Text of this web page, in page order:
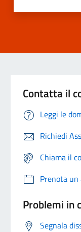
Contatta il
Leggi le
Richiedi
Chiama il
Prenota
Problemi in
Segnala